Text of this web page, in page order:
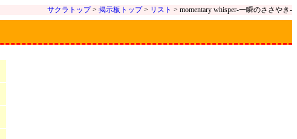
サクラトップ> 掲示板トップ> リスト > momentary whisper-一瞬のささやき-